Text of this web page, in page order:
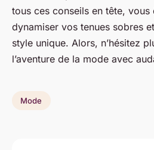
tous ces conseils en tête, vous
dynamiser vos tenues sobres
style unique. Alors, n’hésitez
l’aventure de la mode avec
Mode